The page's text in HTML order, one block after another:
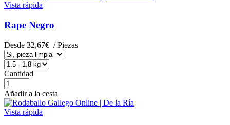
Vista rápida
Rape Negro
Desde 32,67€ / Piezas
Cantidad
Añadir a la cesta
Vista rápida